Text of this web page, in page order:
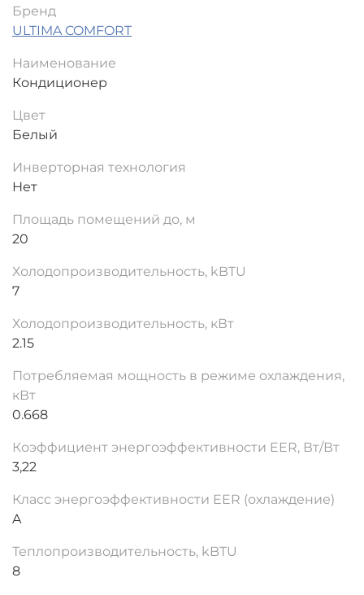
Бренд
ULTIMA COMFORT
Наименование
Кондиционер
Цвет
Белый
Инверторная технология
Нет
Площадь помещений до, м
20
Холодопроизводительность, kBTU
7
Холодопроизводительность, кВт
2.15
Потребляемая мощность в режиме охлаждения,
кВт
0.668
Коэффициент энергоэффективности EER, Вт/Вт
3,22
Класс энергоэффективности EER (охлаждение)
A
Теплопроизводительность, kBTU
8